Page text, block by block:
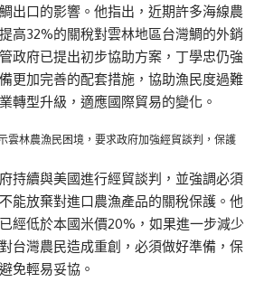
出口的影響。他指出，近期許多海線農
高32%的關稅對雲林地區台灣鯛的外銷
政府已提出初步協助方案，丁學忠仍強
更加完善的配套措施，協助漁民度過難
轉型升級，適應國際貿易的變化。
雲林農漁民困境，要求政府加強經貿談判，保護
持續與美國進行經貿談判，並強調必須
能放棄對進口農漁產品的關稅保護。他
經低於本國米價20%，如果進一步減少
台灣農民造成重創，必須做好準備，保
免輕易妥協。